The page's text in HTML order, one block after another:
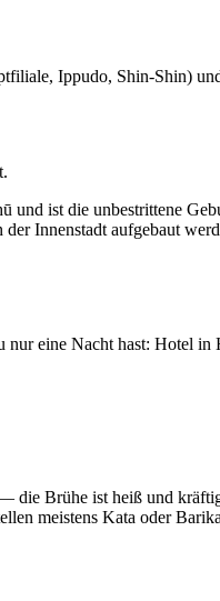
Ippudo, Shin-Shin)
und ist die unbestrittene
Innenstadt aufgebaut
eine Nacht hast: Hotel in
die Brühe ist heiß und
meistens Kata oder